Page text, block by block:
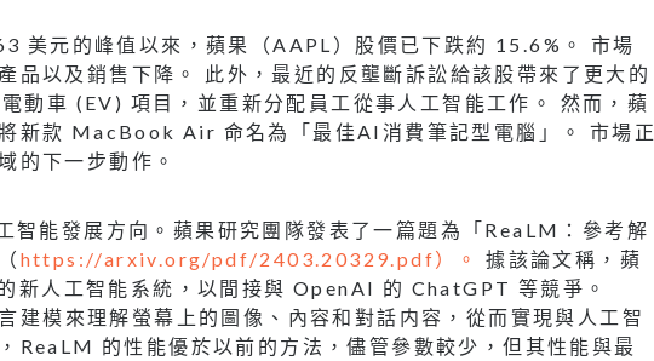
美元的峰值以來，蘋果（AAPL）股價已下跌約 15.6%。 市場
品以及銷售下降。 此外，最近的反壟斷訴訟給該股帶來了更大的
動車 (EV) 項目，並重新分配員工從事人工智能工作。 然而，蘋
新款 MacBook Air 命名為「最佳AI消費筆記型電腦」。 市場正
的下一步動作。
智能發展方向。蘋果研究團隊發表了一篇題為「ReaLM：參考解
https://arxiv.org/pdf/2403.20329.pdf）。
據該論文稱，蘋
新人工智能系統，以間接與 OpenAI 的 ChatGPT 等競爭。
建模來理解螢幕上的圖像、內容和對話内容，從而實現與人工智
ReaLM 的性能優於以前的方法，儘管參數較少，但其性能與最